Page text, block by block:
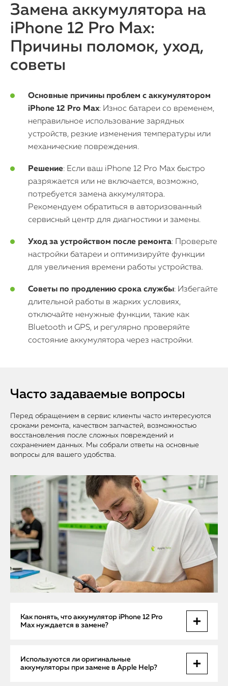
iMac
Mac Mini
Контакты
Статьи
Замена аккумулятора на
iPhone 12 Pro Max:
Причины поломок, уход,
советы
Основные причины проблем с аккумулятором
iPhone 12 Pro Max: Износ батареи со временем,
неправильное использование зарядных
устройств, резкие изменения температуры или
механические повреждения.
Решение: Если ваш iPhone 12 Pro Max быстро
разряжается или не включается, возможно,
потребуется замена аккумулятора.
Рекомендуем обратиться в авторизованный
сервисный центр для диагностики и замены.
Уход за устройством после ремонта: Проверьте
настройки батареи и оптимизируйте функции
для увеличения времени работы устройства.
Советы по продлению срока службы: Избегайте
длительной работы в жарких условиях,
отключайте ненужные функции, такие как
Bluetooth и GPS, и регулярно проверяйте
состояние аккумулятора через настройки.
Часто задаваемые вопросы
Перед обращением в сервис клиенты часто интересуются
сроками ремонта, качеством запчастей, возможностью
восстановления после сложных повреждений и
сохранением данных. Мы собрали ответы на основные
вопросы для вашего удобства.
Как понять, что аккумулятор iPhone 12 Pro
Max нуждается в замене?
Основные признаки износа аккумулятора включают:
быструю разрядку, самопроизвольные отключения при
высоком заряде, сильный нагрев устройства, снижение
Используются ли оригинальные
аккумуляторы при замене в Apple Help?